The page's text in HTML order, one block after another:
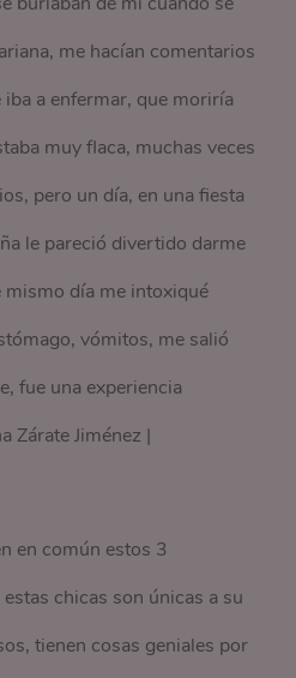
me hacían comentarios
a enfermar, que moriría
muy flaca, muchas veces
pero un día, en una fiesta
le pareció divertido darme
mismo día me intoxiqué
vómitos, me salió
fue una experiencia
Zárate Jiménez |
en común estos 3
chicas son únicas a su
tienen cosas geniales por